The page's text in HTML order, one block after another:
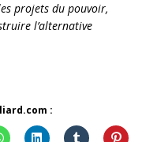
projets du pouvoir,
l’alternative
: